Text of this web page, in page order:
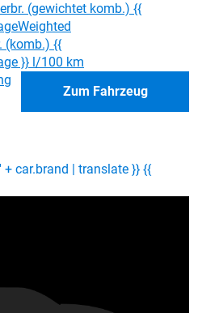
(gewichtet komb.) {{
(komb.) {{
}} l/100 km
Zum Fahrzeug